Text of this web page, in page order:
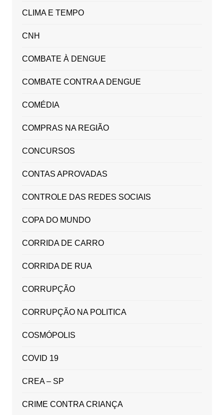
CLIMA E TEMPO
CNH
COMBATE À DENGUE
COMBATE CONTRA A DENGUE
COMÉDIA
COMPRAS NA REGIÃO
CONCURSOS
CONTAS APROVADAS
CONTROLE DAS REDES SOCIAIS
COPA DO MUNDO
CORRIDA DE CARRO
CORRIDA DE RUA
CORRUPÇÃO
CORRUPÇÃO NA POLITICA
COSMÓPOLIS
COVID 19
CREA – SP
CRIME CONTRA CRIANÇA